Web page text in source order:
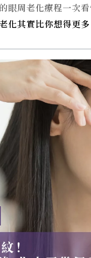
眼周老化療程一次
化其實比你想得更多